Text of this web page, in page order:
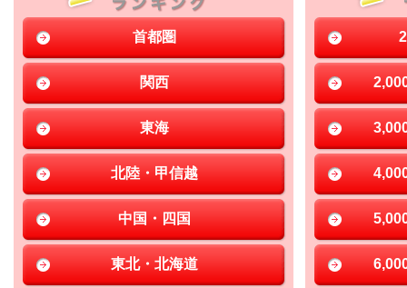
首都圏
関西
東海
北陸・甲信越
中国・四国
東北・北海道